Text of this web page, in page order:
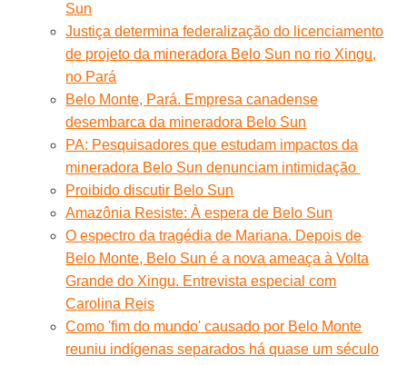
Sun
Justiça determina federalização do licenciamento
de projeto da mineradora Belo Sun no rio Xingu,
no Pará
Belo Monte, Pará. Empresa canadense
desembarca da mineradora Belo Sun
PA: Pesquisadores que estudam impactos da
mineradora Belo Sun denunciam intimidação
Proibido discutir Belo Sun
Amazônia Resiste: À espera de Belo Sun
O espectro da tragédia de Mariana. Depois de
Belo Monte, Belo Sun é a nova ameaça à Volta
Grande do Xingu. Entrevista especial com
Carolina Reis
Como 'fim do mundo' causado por Belo Monte
reuniu indígenas separados há quase um século